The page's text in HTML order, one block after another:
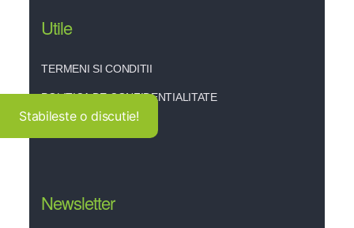
Stabileste o discutie!
Utile
TERMENI SI CONDITII
POLITICA DE CONFIDENTIALITATE
POLITICA DE COOKIES
Newsletter